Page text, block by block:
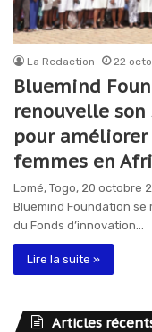
La Redaction 22
Bluemind
renouvelle son
pour
femmes en
Lomé, Togo, 20 octobre
Bluemind Foundation se
du Fonds d’innovation…
Lire la suite »
Articles